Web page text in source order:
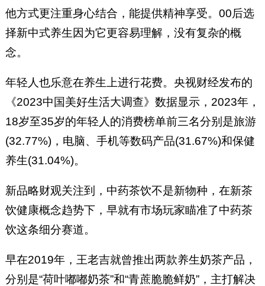
他方式更注重身心结合，能提供精神享受。00后选
择新中式养生因为它更容易理解，没有复杂的概
念。
年轻人也乐意在养生上进行花费。央视财经发布的
《2023中国美好生活大调查》数据显示，2023年，
18岁至35岁的年轻人的消费榜单前三名分别是旅游
(32.77%)，电脑、手机等数码产品(31.67%)和保健
养生(31.04%)。
新品略财观关注到，中药茶饮不是新物种，在新茶
饮健康概念趋势下，早就有市场玩家瞄准了中药茶
饮这条细分赛道。
早在2019年，王老吉就曾推出两款养生奶茶产品，
分别是“荷叶嘟嘟奶茶”和“青蔗脆脆鲜奶”，主打解决